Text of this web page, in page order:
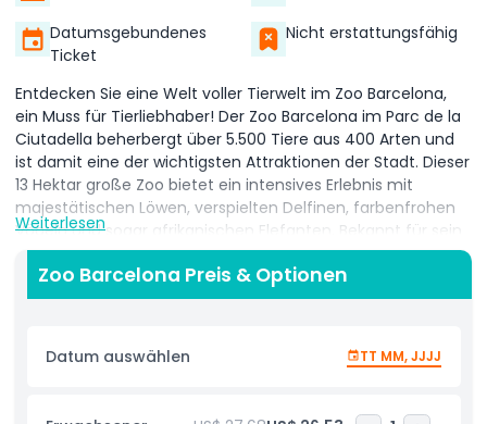
Datumsgebundenes
Ticket
Nicht erstattungsfähig
Entdecken Sie eine Welt voller Tierwelt im Zoo Barcelona,
ein Muss für Tierliebhaber! Der Zoo Barcelona im Parc de la
Ciutadella beherbergt über 5.500 Tiere aus 400 Arten und
ist damit eine der wichtigsten Attraktionen der Stadt. Dieser
13 Hektar große Zoo bietet ein intensives Erlebnis mit
majestätischen Löwen, verspielten Delfinen, farbenfrohen
Vögeln und sogar afrikanischen Elefanten. Bekannt für sein
Engagement für Naturschutz, Bildung und Tierwohl bietet
der Zoo Barcelona unterhaltsame und lehrreiche
Programme für alle Altersgruppen, was ihn zu einem
Weiterlesen
Zoo Barcelona Preis & Optionen
Datum auswählen TT MM, JJJJ